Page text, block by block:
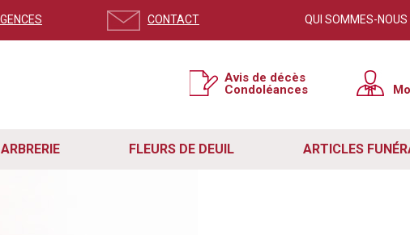
CONTACT QUI SOMMES-NOUS
Avis de décès
Condoléances
FLEURS DE DEUIL ARTICLES
navigateur
n’est pas à jour.
assurez-vous que vous utilisez la dernière version de votre navigateur. Si ce n'est pas le
version disponible.
quitter la page en cliquant sur la croix en haut de votre navigateur, puis relancer
sans aucun problème et nous aider dans notre lutte contre le spam. Si vous
directement à